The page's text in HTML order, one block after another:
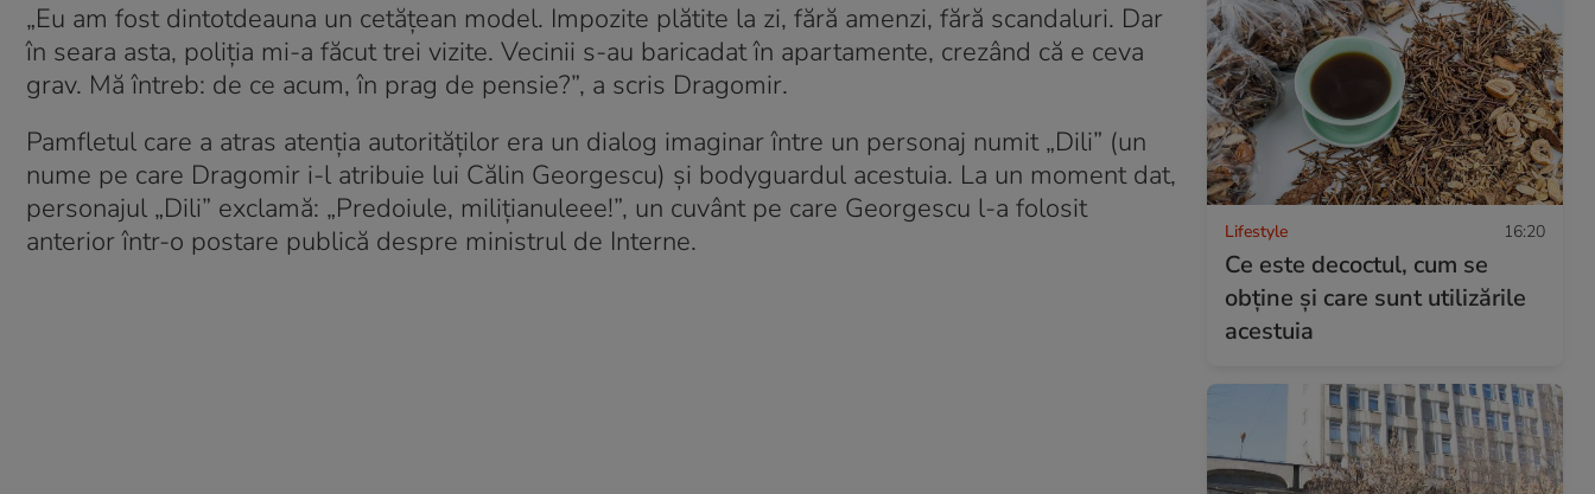
„Eu am fost dintotdeauna un cetățean model. Impozite plătite la zi, fără amenzi, fără scandaluri. Dar
în seara asta, poliția mi-a făcut trei vizite. Vecinii s-au baricadat în apartamente, crezând că e ceva
grav. Mă întreb: de ce acum, în prag de pensie?”, a scris Dragomir.
Pamfletul care a atras atenția autorităților era un dialog imaginar între un personaj numit „Dili” (un
nume pe care Dragomir i-l atribuie lui Călin Georgescu) și bodyguardul acestuia. La un moment dat,
personajul „Dili” exclamă: „Predoiule, milițianuleee!”, un cuvânt pe care Georgescu l-a folosit
anterior într-o postare publică despre ministrul de Interne.
Lifestyle 16:20
Ce este decoctul, cum se
obţine şi care sunt utilizările
acestuia